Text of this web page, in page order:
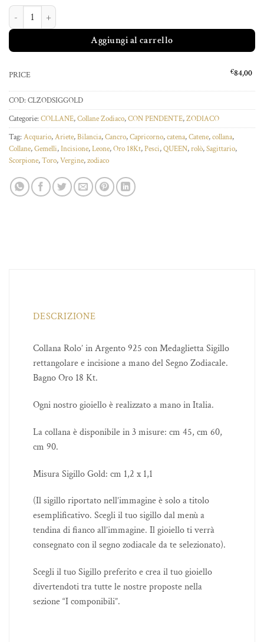
COLLANA SIGILLO ZODIACO GOLD quantità
Aggiungi al carrello
PRICE €84,00
COD: CLZODSIGGOLD
Categorie: COLLANE,Collane Zodiaco,CON PENDENTE,ZODIACO
Tag: Acquario,Ariete,Bilancia,Cancro,Capricorno,catena,Catene,collana,
Collane,Gemelli,Incisione,Leone,Oro 18Kt,Pesci,QUEEN,rolò,Sagittario,
Scorpione,Toro,Vergine,zodiaco
DESCRIZIONE
Collana Rolo’ in Argento 925 con Medaglietta Sigillo
rettangolare e incisione a mano del Segno Zodiacale.
Bagno Oro 18 Kt.
Ogni nostro gioiello è realizzato a mano in Italia.
La collana è disponibile in 3 misure: cm 45, cm 60,
cm 90.
Misura Sigillo Gold: cm 1,2 x 1,1
(Il sigillo riportato nell’immagine è solo a titolo
esemplificativo. Scegli il tuo sigillo dal menù a
tendina di fianco all’immagine. Il gioiello ti verrà
consegnato con il segno zodiacale da te selezionato).
Scegli il tuo Sigillo preferito e crea il tuo gioiello
divertendoti tra tutte le nostre proposte nella
sezione “I componibili”.